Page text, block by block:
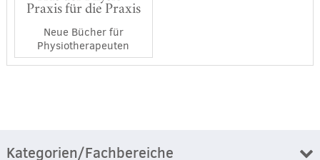
Praxis für die Praxis
Neue Bücher für
Physiotherapeuten
Kategorien/Fachbereiche